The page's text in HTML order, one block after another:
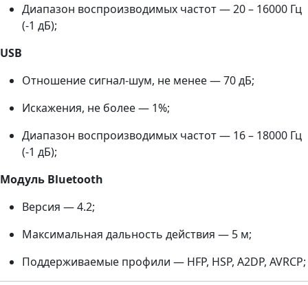
Диапазон воспроизводимых частот — 20 – 16000 Гц
(-1 дБ);
USB
Отношение сигнал-шум, не менее — 70 дБ;
Искажения, не более — 1%;
Диапазон воспроизводимых частот — 16 – 18000 Гц
(-1 дБ);
Модуль Bluetooth
Версия — 4.2;
Максимальная дальность действия — 5 м;
Поддерживаемые профили — HFP, HSP, A2DP, AVRCP;